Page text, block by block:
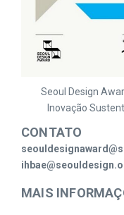
Seoul Design
Inovação
CONTATO
MAIS